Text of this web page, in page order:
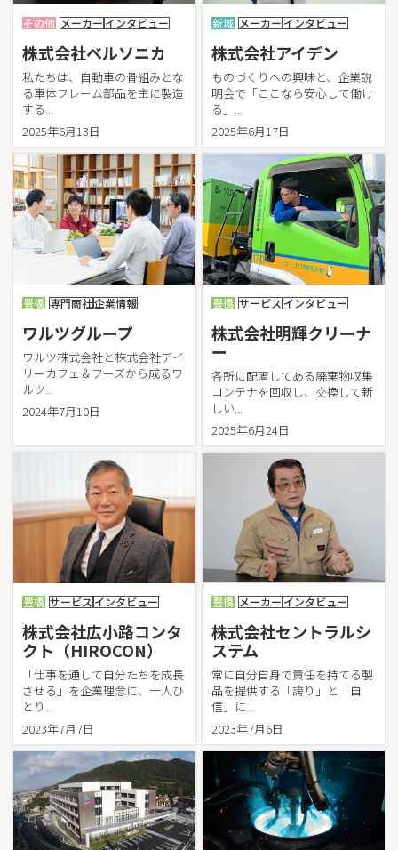
東海漬物株式会社
東洋製罐株式会社 豊橋工場
トーアス株式会社
株式会社戸苅工業
トピー海運株式会社
トピー工業株式会社 豊川製造所
トピー工業株式会社 豊橋製造所
外山鋼業株式会社
豊鉄バス株式会社
株式会社豊橋園芸ガーデン
豊橋建設工業株式会社
豊橋市役所
豊橋商工信用組合
株式会社豊橋設計
豊橋鉄道グループ
豊橋三菱ふそう自動車販売株式会社
ナ
永田鉄工株式会社
日鉄ケミカル＆マテリアル株式会社 田原製造所
日本通運株式会社 豊橋支店
日本車輌製造株式会社 豊川製作所
日本特殊合金株式会社
ハ
株式会社秦野精密・豊橋
株式会社パシフィックスポーツクラブ
BASF INOAC ポリウレタン株式会社
株式会社東愛知コンサルタント
東愛知日産自動車株式会社
ヒコケングループ（丸昇彦坂建設株式会社）
株式会社ヒミカ
株式会社広小路コンタクト（HIROCON）
福井ファイバーテック株式会社
藤城建設株式会社
株式会社不二プレシジョン
株式会社プラセス
株式会社ベルソニカ
豊国工業株式会社
有限会社鳳琳堂ビジネス
その他 メーカーインタビュー
株式会社ベルソニカ
私たちは、自動車の骨組みとな
る車体フレーム部品を主に製造
する...
2025年6月13日
新城 メーカーインタビュー
株式会社アイデン
ものづくりへの興味と、企業説
明会で「ここなら安⼼して働け
る」...
2025年6月17日
豊橋 専門商社企業情報
ワルツグループ
ワルツ株式会社と株式会社デイ
リーカフェ＆フーズから成るワ
ルツ...
2024年7月10日
豊橋 サービスインタビュー
株式会社明輝クリーナ
ー
各所に配置してある廃棄物収集
コンテナを回収し、交換して新
しい...
2025年6月24日
豊橋 サービスインタビュー
株式会社広小路コンタ
クト（HIROCON）
「仕事を通して自分たちを成長
させる」を企業理念に、一人ひ
とり...
2023年7月7日
豊橋 メーカーインタビュー
株式会社セントラルシ
ステム
常に自分自身で責任を持てる製
品を提供する「誇り」と「自
信」に...
2023年7月6日